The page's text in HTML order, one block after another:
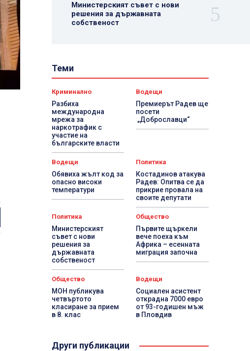
Министерският съвет с нови
решения за държавната
собственост
Теми
Криминално
Разбиха
международна
мрежа за
наркотрафик с
участие на
българските власти
Водещи
Премиерът Радев ще
посети
„Доброславци“
Водещи
Обявиха жълт код за
опасно високи
температури
Политика
Костадинов атакува
Радев: Опитва се да
прикрие провала на
своите депутати
Политика
Министерският
съвет с нови
решения за
държавната
собственост
Общество
Първите щъркели
вече поеха към
Африка – есенната
миграция започна
Общество
МОН публикува
четвъртото
класиране за прием
в 8. клас
Водещи
Социален асистент
открадна 7000 евро
от 93-годишен мъж
в Пловдив
Други публикации